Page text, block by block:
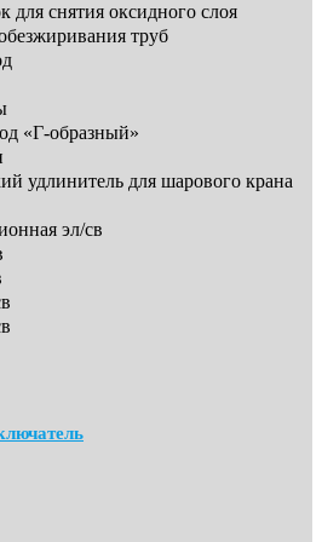
для снятия оксидного слоя
труб
«Г-образный»
удлинитель для шарового крана
эл/св